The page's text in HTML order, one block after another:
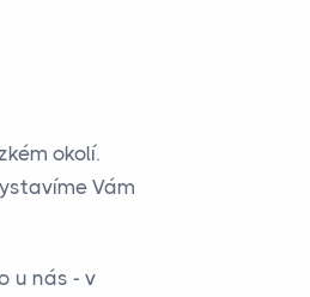
okolí.
Vám
u nás - v